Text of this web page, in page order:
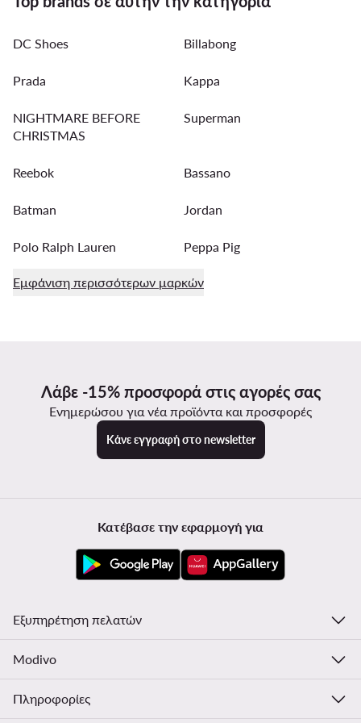
DC Shoes Billabong
Prada Kappa
NIGHTMARE BEFORE
CHRISTMAS
Superman
Reebok Bassano
Batman Jordan
Polo Ralph Lauren Peppa Pig
Εμφάνιση περισσότερων μαρκών
Λάβε -15% προσφορά στις αγορές σας
Ενημερώσου για νέα προϊόντα και προσφορές
Κάνε εγγραφή στο newsletter
Κατέβασε την εφαρμογή για
Εξυπηρέτηση πελατών
Modivo
Πληροφορίες